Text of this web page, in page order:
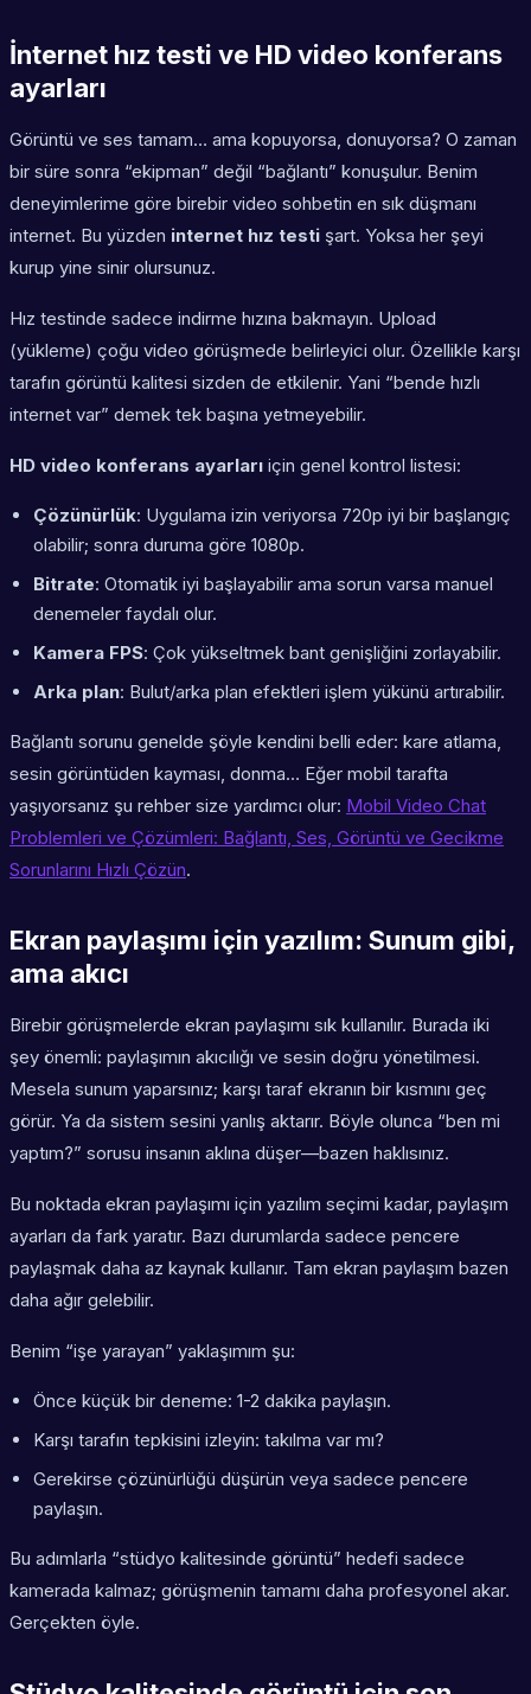
İnternet hız testi ve HD video konferans
ayarları
Görüntü ve ses tamam… ama kopuyorsa, donuyorsa? O zaman
bir süre sonra “ekipman” değil “bağlantı” konuşulur. Benim
deneyimlerime göre birebir video sohbetin en sık düşmanı
internet. Bu yüzden internet hız testi şart. Yoksa her şeyi
kurup yine sinir olursunuz.
Hız testinde sadece indirme hızına bakmayın. Upload
(yükleme) çoğu video görüşmede belirleyici olur. Özellikle karşı
tarafın görüntü kalitesi sizden de etkilenir. Yani “bende hızlı
internet var” demek tek başına yetmeyebilir.
HD video konferans ayarları için genel kontrol listesi:
Çözünürlük: Uygulama izin veriyorsa 720p iyi bir başlangıç
olabilir; sonra duruma göre 1080p.
Bitrate: Otomatik iyi başlayabilir ama sorun varsa manuel
denemeler faydalı olur.
Kamera FPS: Çok yükseltmek bant genişliğini zorlayabilir.
Arka plan: Bulut/arka plan efektleri işlem yükünü artırabilir.
Bağlantı sorunu genelde şöyle kendini belli eder: kare atlama,
sesin görüntüden kayması, donma… Eğer mobil tarafta
yaşıyorsanız şu rehber size yardımcı olur: Mobil Video Chat
Problemleri ve Çözümleri: Bağlantı, Ses, Görüntü ve Gecikme
Sorunlarını Hızlı Çözün.
Ekran paylaşımı için yazılım: Sunum gibi,
ama akıcı
Birebir görüşmelerde ekran paylaşımı sık kullanılır. Burada iki
şey önemli: paylaşımın akıcılığı ve sesin doğru yönetilmesi.
Mesela sunum yaparsınız; karşı taraf ekranın bir kısmını geç
görür. Ya da sistem sesini yanlış aktarır. Böyle olunca “ben mi
yaptım?” sorusu insanın aklına düşer—bazen haklısınız.
Bu noktada ekran paylaşımı için yazılım seçimi kadar, paylaşım
ayarları da fark yaratır. Bazı durumlarda sadece pencere
paylaşmak daha az kaynak kullanır. Tam ekran paylaşım bazen
daha ağır gelebilir.
Benim “işe yarayan” yaklaşımım şu:
Önce küçük bir deneme: 1-2 dakika paylaşın.
Karşı tarafın tepkisini izleyin: takılma var mı?
Gerekirse çözünürlüğü düşürün veya sadece pencere
paylaşın.
Bu adımlarla “stüdyo kalitesinde görüntü” hedefi sadece
kamerada kalmaz; görüşmenin tamamı daha profesyonel akar.
Gerçekten öyle.